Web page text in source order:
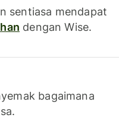
sentiasa mendapat
dengan Wise.
bagaimana